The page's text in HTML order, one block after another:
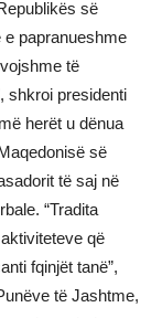
së
e papranueshme
të
shkroi presidenti
herët u dënua
së
të saj në
“Tradita
që
fqinjët tanë”,
të Jashtme,